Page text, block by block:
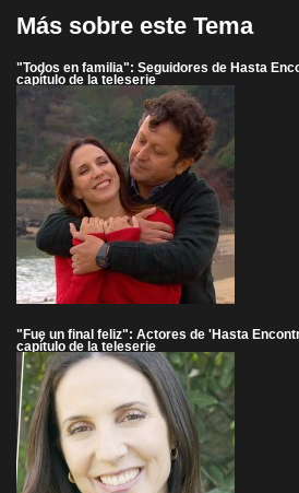
Más sobre este Tema
"Todos en familia": Seguidores de Hasta
capítulo de la teleserie
"Fue un final feliz": Actores de 'Hasta
capítulo de la teleserie